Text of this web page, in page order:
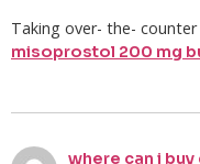
Taking over- the-
misoprostol 200 mg
where can i